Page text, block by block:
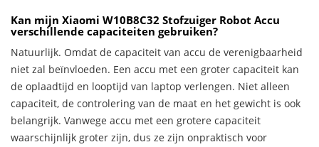
Kan mijn Xiaomi W10B8C32 Stofzuiger Robot Accu
verschillende capaciteiten gebruiken?
Natuurlijk. Omdat de capaciteit van accu de verenigbaarheid
niet zal beïnvloeden. Een accu met een groter capaciteit kan
de oplaadtijd en looptijd van laptop verlengen. Niet alleen
capaciteit, de controlering van de maat en het gewicht is ook
belangrijk. Vanwege accu met een grotere capaciteit
waarschijnlijk groter zijn, dus ze zijn onpraktisch voor